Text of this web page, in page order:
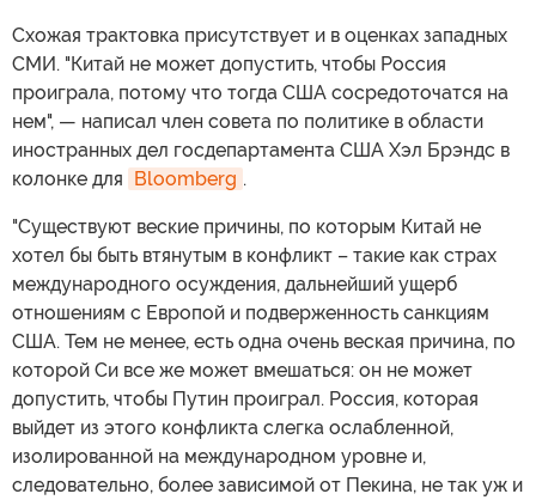
Схожая трактовка присутствует и в оценках западных
СМИ. "Китай не может допустить, чтобы Россия
проиграла, потому что тогда США сосредоточатся на
нем", — написал член совета по политике в области
иностранных дел госдепартамента США Хэл Брэндс в
колонке для Bloomberg .
"Существуют веские причины, по которым Китай не
хотел бы быть втянутым в конфликт – такие как страх
международного осуждения, дальнейший ущерб
отношениям с Европой и подверженность санкциям
США. Тем не менее, есть одна очень веская причина, по
которой Си все же может вмешаться: он не может
допустить, чтобы Путин проиграл. Россия, которая
выйдет из этого конфликта слегка ослабленной,
изолированной на международном уровне и,
следовательно, более зависимой от Пекина, не так уж и